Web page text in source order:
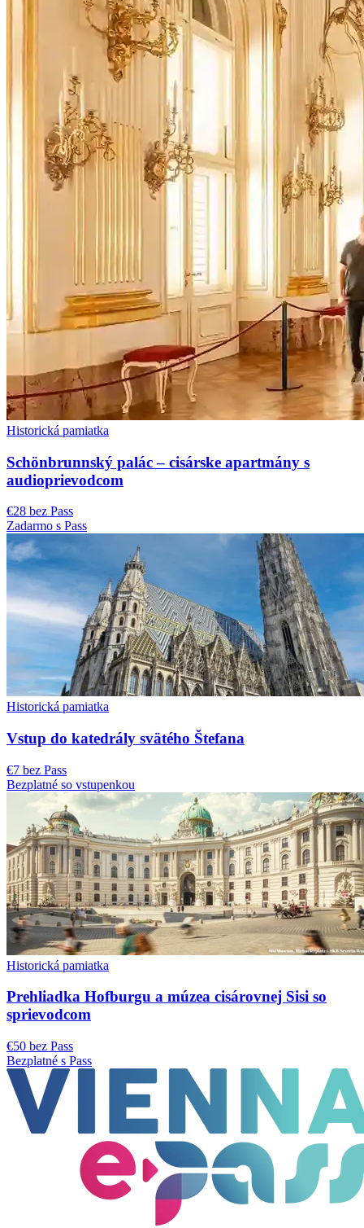
Historická pamiatka
Schönbrunnský palác – cisárske apartmány s
audioprievodcom
€28 bez Pass
Zadarmo s Pass
Historická pamiatka
Vstup do katedrály svätého Štefana
€7 bez Pass
Bezplatné so vstupenkou
Historická pamiatka
Prehliadka Hofburgu a múzea cisárovnej Sisi so
sprievodcom
€50 bez Pass
Bezplatné s Pass